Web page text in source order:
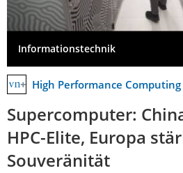
Informationstechnik
High Performance Computing
Supercomputer:
HPC-Elite, Europa
Souveränität